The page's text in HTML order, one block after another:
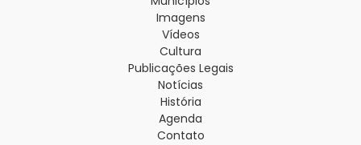
Imagens
Vídeos
Cultura
Publicações Legais
Notícias
História
Agenda
Contato